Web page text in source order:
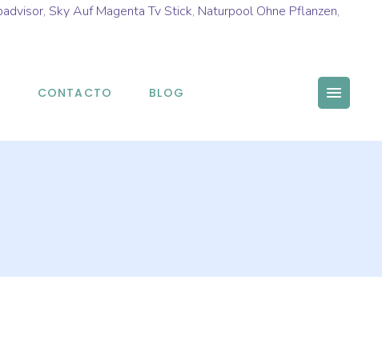
, Sky Auf Magenta Tv Stick, Naturpool Ohne Pflanzen,
CONTACTO BLOG